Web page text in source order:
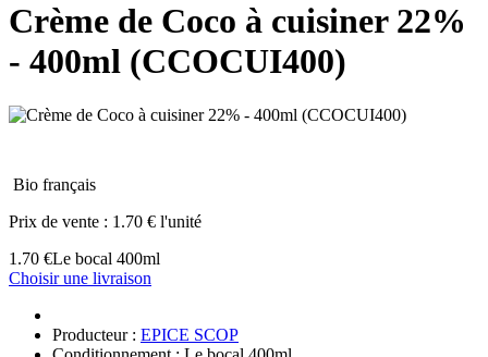
Crème de Coco à cuisiner 22%
- 400ml (CCOCUI400)
Bio français
Prix de vente : 1.70 € l'unité
1.70 €Le bocal 400ml
Choisir une livraison
Producteur : EPICE SCOP